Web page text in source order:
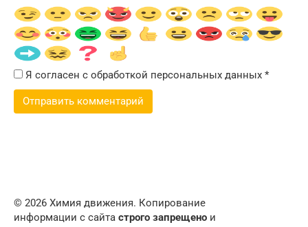
Я согласен с обработкой персональных данных *
© 2026 Химия движения. Копирование
информации с сайта строго запрещено и